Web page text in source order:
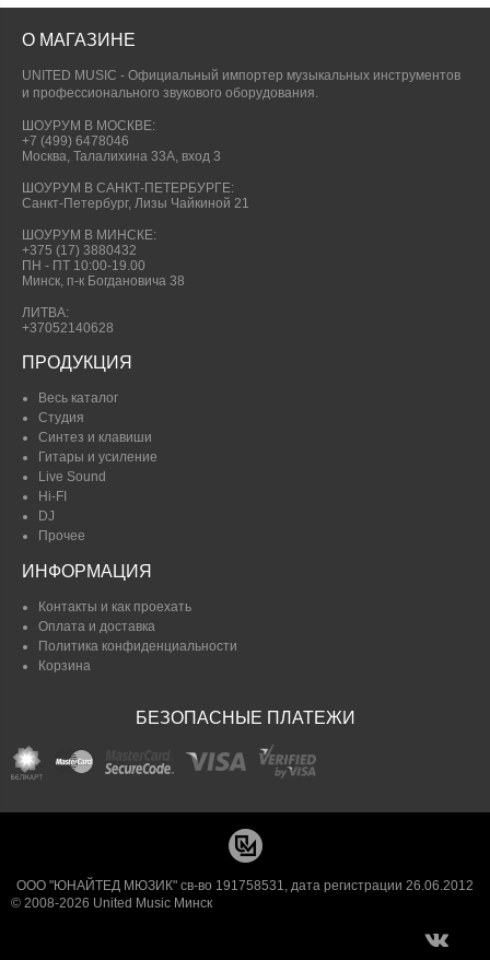
О МАГАЗИНЕ
UNITED MUSIC - Официальный импортер музыкальных инструментов
и профессионального звукового оборудования.
ШОУРУМ В МОСКВЕ:
+7 (499) 6478046
Москва, Талалихина 33А, вход 3
ШОУРУМ В САНКТ-ПЕТЕРБУРГЕ:
Санкт-Петербург, Лизы Чайкиной 21
ШОУРУМ В МИНСКЕ:
+375 (17) 3880432
ПН - ПТ 10:00-19.00
Минск, п-к Богдановича 38
ЛИТВА:
+37052140628
ПРОДУКЦИЯ
Весь каталог
Студия
Синтез и клавиши
Гитары и усиление
Live Sound
Hi-FI
DJ
Прочее
ИНФОРМАЦИЯ
Контакты и как проехать
Оплата и доставка
Политика конфиденциальности
Корзина
БЕЗОПАСНЫЕ ПЛАТЕЖИ
ООО "ЮНАЙТЕД МЮЗИК" св-во 191758531, дата регистрации 26.06.2012
© 2008-2026 United Music Минск